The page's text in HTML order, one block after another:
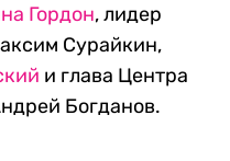
Гордон, лидер
Сурайкин,
и глава Центра
Богданов.